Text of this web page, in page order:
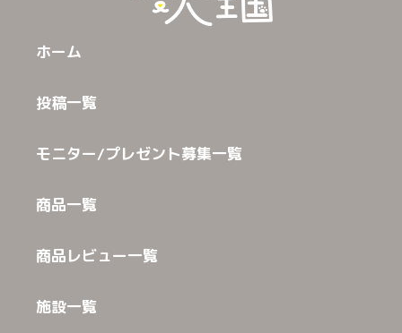
ホーム
投稿一覧
モニター/プレゼント募集一覧
商品一覧
商品レビュー一覧
施設一覧